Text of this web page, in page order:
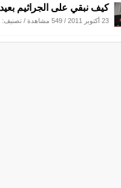
كيف نبقي على الجراثيم
23 أكتوبر 2011 / 549 مشاهدة / تصنيف: